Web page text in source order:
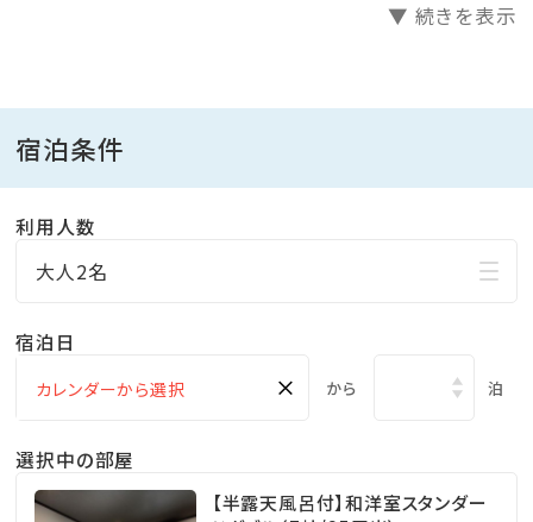
▼ 続きを表示
宿泊条件
利用人数
大人2名
宿泊日
× から 泊
選択中の部屋
【半露天風呂付】和洋室スタンダー